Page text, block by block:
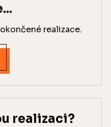
realizace.
realizaci?